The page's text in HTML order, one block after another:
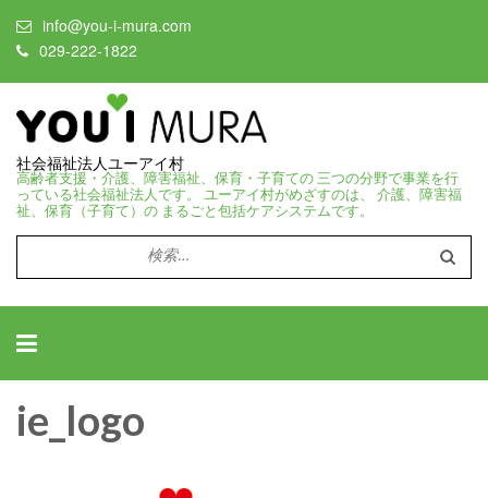
info@you-i-mura.com
029-222-1822
社会福祉法人ユーアイ村
高齢者支援・介護、障害福祉、保育・子育ての 三つの分野で事業を行
っている社会福祉法人です。 ユーアイ村がめざすのは、 介護、障害福
祉、保育（子育て）の まるごと包括ケアシステムです。
検
索:
ie_logo